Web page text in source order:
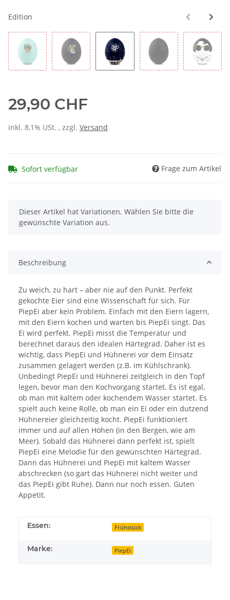
Edition
29,90 CHF
inkl. 8,1% USt. , zzgl. Versand
Sofort verfügbar Frage zum Artikel
x
Dieser Artikel hat Variationen. Wählen Sie bitte die
gewünschte Variation aus.
Beschreibung
Zu weich, zu hart – aber nie auf den Punkt. Perfekt
gekochte Eier sind eine Wissenschaft für sich. Für
PiepEi aber kein Problem. Einfach mit den Eiern lagern,
mit den Eiern kochen und warten bis PiepEi singt. Das
Ei wird perfekt. PiepEi misst die Temperatur und
berechnet daraus den idealen Härtegrad. Daher ist es
wichtig, dass PiepEi und Hühnerei vor dem Einsatz
zusammen gelagert werden (z.B. im Kühlschrank).
Unbedingt PiepEi und Hühnerei zeitgleich in den Topf
legen, bevor man den Kochvorgang startet. Es ist egal,
ob man mit kaltem oder kochendem Wasser startet. Es
spielt auch keine Rolle, ob man ein Ei oder ein dutzend
Hühnereier gleichzeitig kocht. PiepEi funktioniert
immer und auf allen Höhen (in den Bergen, wie am
Meer). Sobald das Hühnerei dann perfekt ist, spielt
PiepEi eine Melodie für den gewünschten Härtegrad.
Dann das Hühnerei und PiepEi mit kaltem Wasser
abschrecken (so gart das Hühnerei nicht weiter und
das PiepEi gibt Ruhe). Dann nur noch essen. Guten
Appetit.
Essen: Frühstück
Marke: PiepEi